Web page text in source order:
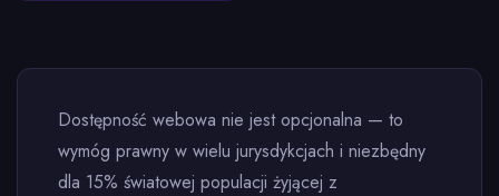
Dostępność webowa nie jest opcjonalna — to
wymóg prawny w wielu jurysdykcjach i niezbędny
dla 15% światowej populacji żyjącej z